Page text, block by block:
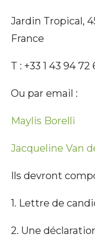
Jardin Tropical,
France
T : +33 1 43 94 72
Ou par email :
Maylis Borelli
Jacqueline Van
Ils devront
1. Lettre de
2. Une